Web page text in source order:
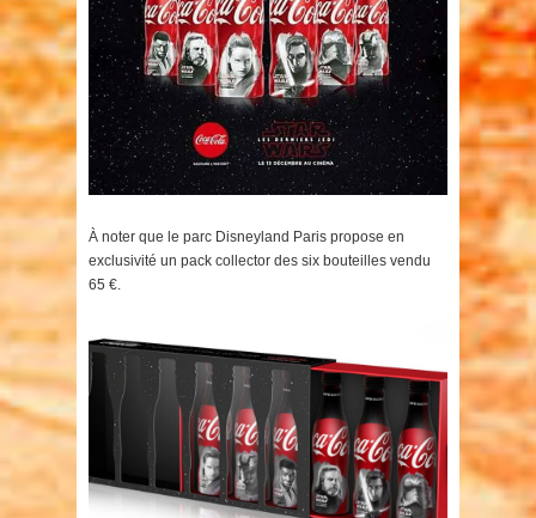
À noter que le parc Disneyland Paris propose en
exclusivité un pack collector des six bouteilles vendu
65 €.